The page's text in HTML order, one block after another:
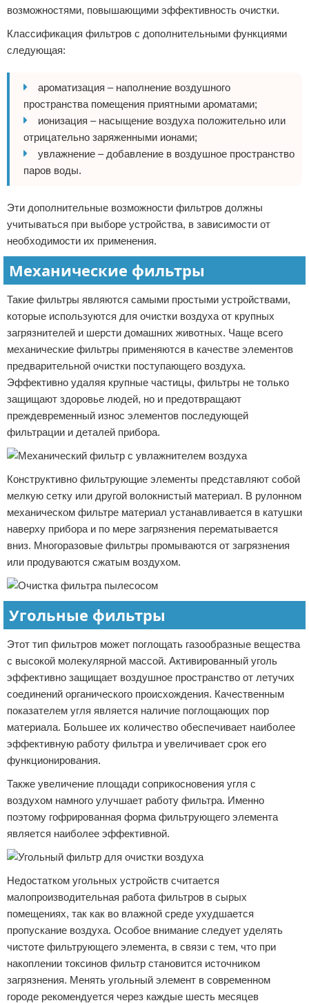
возможностями, повышающими эффективность очистки.
Классификация фильтров с дополнительными функциями
следующая:
ароматизация – наполнение воздушного
пространства помещения приятными ароматами;
ионизация – насыщение воздуха положительно или
отрицательно заряженными ионами;
увлажнение – добавление в воздушное пространство
паров воды.
Эти дополнительные возможности фильтров должны
учитываться при выборе устройства, в зависимости от
необходимости их применения.
Механические фильтры
Такие фильтры являются самыми простыми устройствами,
которые используются для очистки воздуха от крупных
загрязнителей и шерсти домашних животных. Чаще всего
механические фильтры применяются в качестве элементов
предварительной очистки поступающего воздуха.
Эффективно удаляя крупные частицы, фильтры не только
защищают здоровье людей, но и предотвращают
преждевременный износ элементов последующей
фильтрации и деталей прибора.
Конструктивно фильтрующие элементы представляют собой
мелкую сетку или другой волокнистый материал. В рулонном
механическом фильтре материал устанавливается в катушки
наверху прибора и по мере загрязнения перематывается
вниз. Многоразовые фильтры промываются от загрязнения
или продуваются сжатым воздухом.
Угольные фильтры
Этот тип фильтров может поглощать газообразные вещества
с высокой молекулярной массой. Активированный уголь
эффективно защищает воздушное пространство от летучих
соединений органического происхождения. Качественным
показателем угля является наличие поглощающих пор
материала. Большее их количество обеспечивает наиболее
эффективную работу фильтра и увеличивает срок его
функционирования.
Также увеличение площади соприкосновения угля с
воздухом намного улучшает работу фильтра. Именно
поэтому гофрированная форма фильтрующего элемента
является наиболее эффективной.
Недостатком угольных устройств считается
малопроизводительная работа фильтров в сырых
помещениях, так как во влажной среде ухудшается
пропускание воздуха. Особое внимание следует уделять
чистоте фильтрующего элемента, в связи с тем, что при
накоплении токсинов фильтр становится источником
загрязнения. Менять угольный элемент в современном
городе рекомендуется через каждые шесть месяцев